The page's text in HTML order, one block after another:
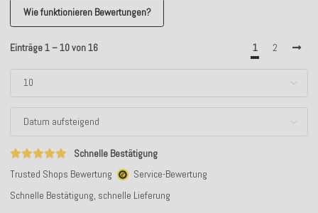
Wie funktionieren Bewertungen?
Einträge 1 – 10 von 16 1 2
Schnelle Bestätigung
Trusted Shops Bewertung
Service-Bewertung
Schnelle Bestätigung, schnelle Lieferung